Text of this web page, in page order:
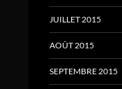
JUILLET 2015
AOÛT 2015
SEPTEMBRE 2015